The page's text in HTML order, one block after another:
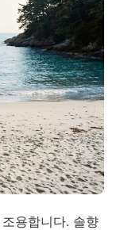
용합니다. 솔향